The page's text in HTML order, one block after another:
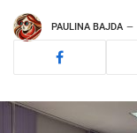
PAULINA BAJDA